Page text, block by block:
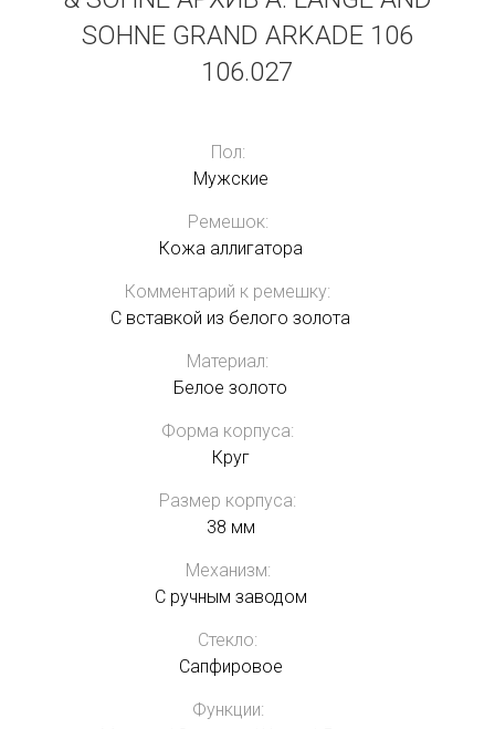
SOHNE GRAND ARKADE 106
106.027
Пол:
Мужские
Ремешок:
Кожа аллигатора
Комментарий к ремешку:
С вставкой из белого золота
Материал:
Белое золото
Форма корпуса:
Круг
Размер корпуса:
38 мм
Механизм:
С ручным заводом
Стекло:
Сапфировое
Функции: